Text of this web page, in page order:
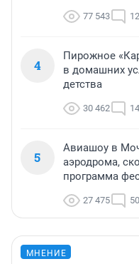
77 543 12
4
Пирожное
в домашних
детства
30 462 14
5
Авиашоу в
аэродрома,
программа
27 475 50
МНЕНИЕ